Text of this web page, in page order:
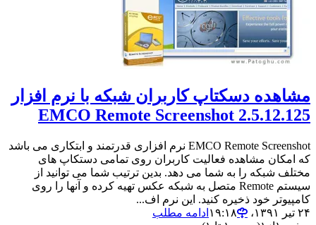
مشاهده دسکتاپ کاربران شبکه با نرم افزار
EMCO Remote Screenshot 2.5.12.125
EMCO Remote Screenshot نرم افزاری قدرتمند و ابتکاری می باشد
که امکان مشاهده فعالیت کاربران روی تمامی دستکاپ های
مختلف شبکه را به شما می دهد. بدین ترتیب شما می توانید از
سیستم Remote متصل به شبکه عکس تهیه کرده و آنها را روی
کامپیوتر خود ذخیره کنید. این نرم اف...
۲۴ تیر ۱۳۹۱،‏ ۱۹:۱۸
ادامه مطلب